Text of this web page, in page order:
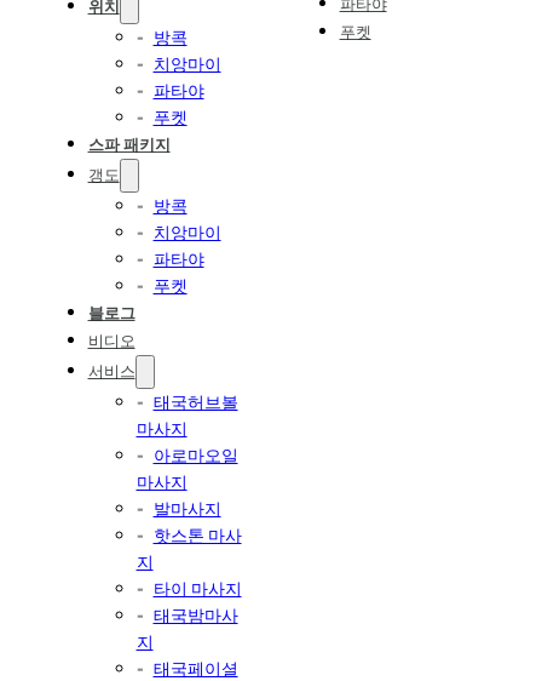
위치
방콕
치앙마이
파타야
푸켓
스파 패키지
갱도
방콕
치앙마이
파타야
푸켓
블로그
비디오
서비스
태국허브볼
마사지
아로마오일
마사지
발마사지
핫스톤 마사
지
타이 마사지
태국밤마사
지
태국페이셜
푸켓